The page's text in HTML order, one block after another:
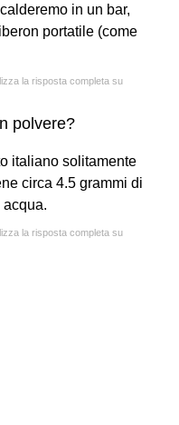
in un bar,
portatile (come
la risposta completa su
polvere?
italiano solitamente
circa 4.5 grammi di
acqua.
la risposta completa su